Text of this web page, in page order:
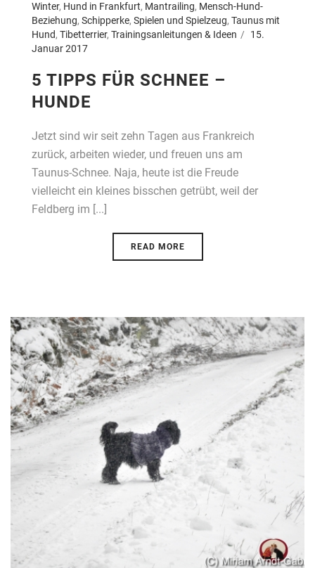
Winter, Hund in Frankfurt, Mantrailing, Mensch-Hund-
Beziehung, Schipperke, Spielen und Spielzeug, Taunus mit
Hund, Tibetterrier, Trainingsanleitungen & Ideen
15.
Januar 2017
5 TIPPS FÜR SCHNEE –
HUNDE
Jetzt sind wir seit zehn Tagen aus Frankreich
zurück, arbeiten wieder, und freuen uns am
Taunus-Schnee. Naja, heute ist die Freude
vielleicht ein kleines bisschen getrübt, weil der
Feldberg im [...]
READ MORE